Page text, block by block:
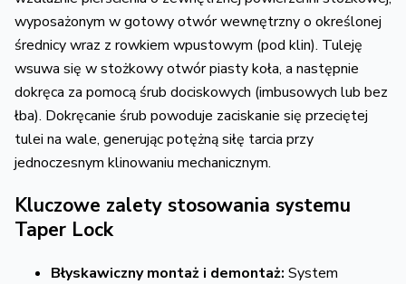
wyposażonym w gotowy otwór wewnętrzny o określonej
średnicy wraz z rowkiem wpustowym (pod klin). Tuleję
wsuwa się w stożkowy otwór piasty koła, a następnie
dokręca za pomocą śrub dociskowych (imbusowych lub bez
łba). Dokręcanie śrub powoduje zaciskanie się przeciętej
tulei na wale, generując potężną siłę tarcia przy
jednoczesnym klinowaniu mechanicznym.
Kluczowe zalety stosowania systemu
Taper Lock
Błyskawiczny montaż i demontaż: System